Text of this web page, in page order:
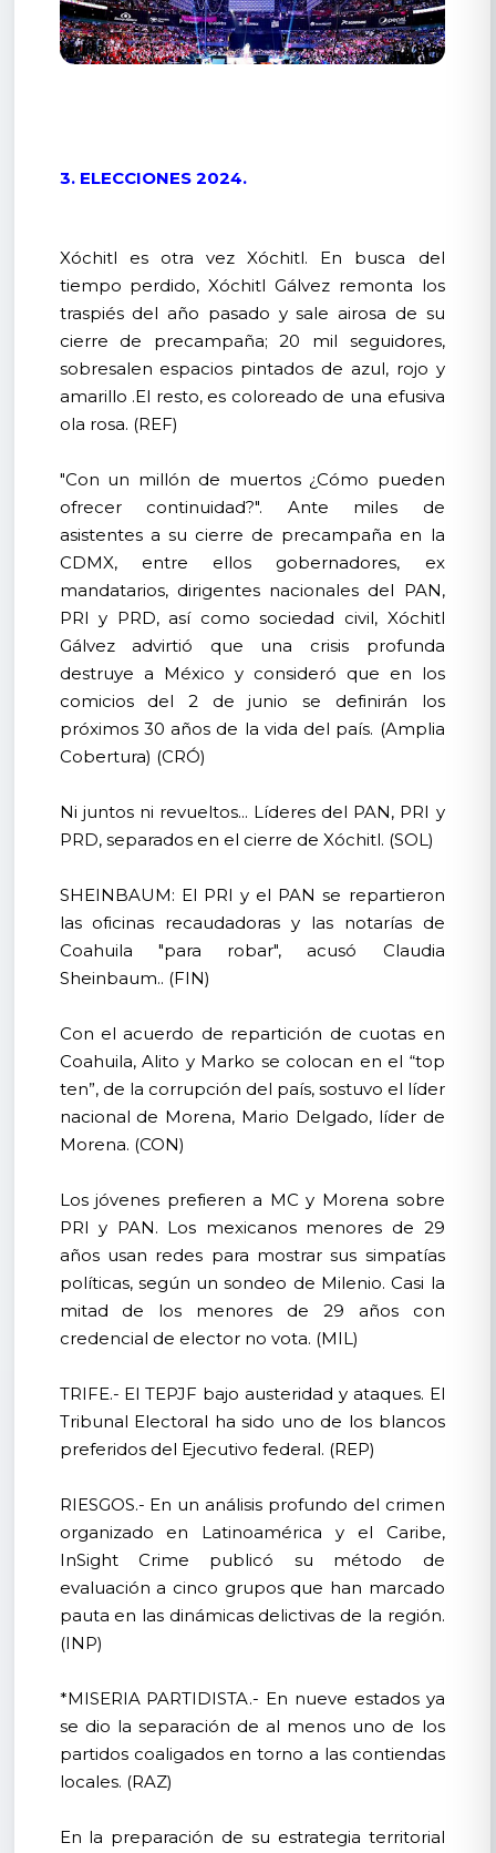
3. ELECCIONES 2024.
Xóchitl es otra vez Xóchitl. En busca del
tiempo perdido, Xóchitl Gálvez remonta los
traspiés del año pasado y sale airosa de su
cierre de precampaña; 20 mil seguidores,
sobresalen espacios pintados de azul, rojo y
amarillo .El resto, es coloreado de una efusiva
ola rosa. (REF)
"Con un millón de muertos ¿Cómo pueden
ofrecer continuidad?". Ante miles de
asistentes a su cierre de precampaña en la
CDMX, entre ellos gobernadores, ex
mandatarios, dirigentes nacionales del PAN,
PRI y PRD, así como sociedad civil, Xóchitl
Gálvez advirtió que una crisis profunda
destruye a México y consideró que en los
comicios del 2 de junio se definirán los
próximos 30 años de la vida del país. (Amplia
Cobertura) (CRÓ)
Ni juntos ni revueltos... Líderes del PAN, PRI y
PRD, separados en el cierre de Xóchitl. (SOL)
SHEINBAUM: El PRI y el PAN se repartieron
las oficinas recaudadoras y las notarías de
Coahuila "para robar", acusó Claudia
Sheinbaum.. (FIN)
Con el acuerdo de repartición de cuotas en
Coahuila, Alito y Marko se colocan en el “top
ten”, de la corrupción del país, sostuvo el líder
nacional de Morena, Mario Delgado, líder de
Morena. (CON)
Los jóvenes prefieren a MC y Morena sobre
PRI y PAN. Los mexicanos menores de 29
años usan redes para mostrar sus simpatías
políticas, según un sondeo de Milenio. Casi la
mitad de los menores de 29 años con
credencial de elector no vota. (MIL)
TRIFE.- El TEPJF bajo austeridad y ataques. El
Tribunal Electoral ha sido uno de los blancos
preferidos del Ejecutivo federal. (REP)
RIESGOS.- En un análisis profundo del crimen
organizado en Latinoamérica y el Caribe,
InSight Crime publicó su método de
evaluación a cinco grupos que han marcado
pauta en las dinámicas delictivas de la región.
(INP)
*MISERIA PARTIDISTA.- En nueve estados ya
se dio la separación de al menos uno de los
partidos coaligados en torno a las contiendas
locales. (RAZ)
En la preparación de su estrategia territorial